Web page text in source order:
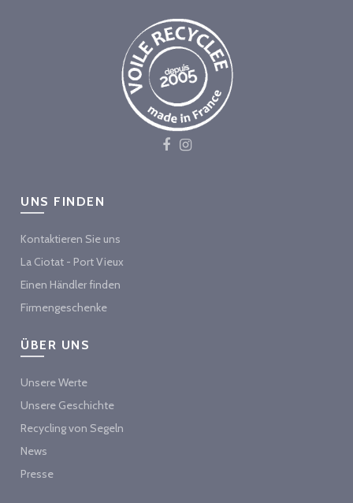
UNS FINDEN
Kontaktieren Sie uns
La Ciotat - Port Vieux
Einen Händler finden
Firmengeschenke
ÜBER UNS
Unsere Werte
Unsere Geschichte
Recycling von Segeln
News
Presse